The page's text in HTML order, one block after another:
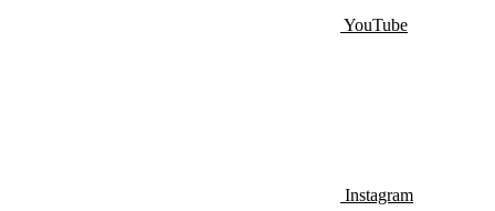
YouTube
Instagram